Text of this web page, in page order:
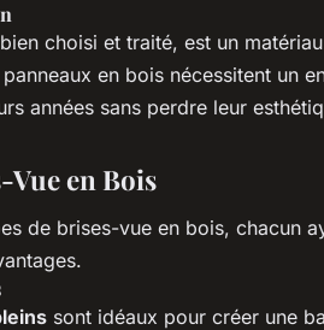
choisi et traité, est un
en bois nécessitent un
années sans perdre leur
Vue en Bois
de brises-vue en bois, chacun
sont idéaux pour créer une